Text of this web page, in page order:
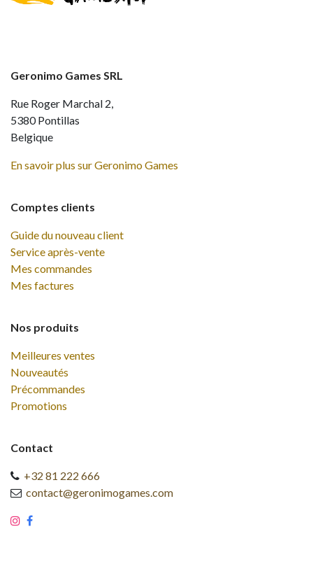
Comptes clients
Guide du nouveau client
Service après-vente
Mes commandes
Mes factures
Nos produits
Meilleures ventes
Nouveautés
Précommandes
Promotions
Contact
+32 81 222 666
contact@geronimogames.com
Geronimo Games SRL
Rue Roger Marchal 2,
5380 Pontillas
Belgique
En savoir plus sur Geronimo Games